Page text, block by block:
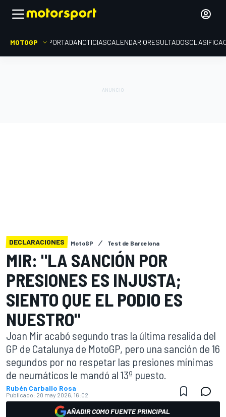
MOTOGP PORTADANOTICIASCALENDARIORESULTADOS
DECLARACIONES MotoGP Test de Barcelona
MIR: "LA SANCIÓN POR
PRESIONES ES INJUSTA;
SIENTO QUE EL PODIO ES
NUESTRO"
Joan Mir acabó segundo tras la última resalida del
GP de Catalunya de MotoGP, pero una sanción de 16
segundos por no respetar las presiones mínimas
de neumáticos le mandó al 13º puesto.
Rubén Carballo Rosa
Publicado: 20 may 2026, 16:02
AÑADIR COMO FUENTE PRINCIPAL